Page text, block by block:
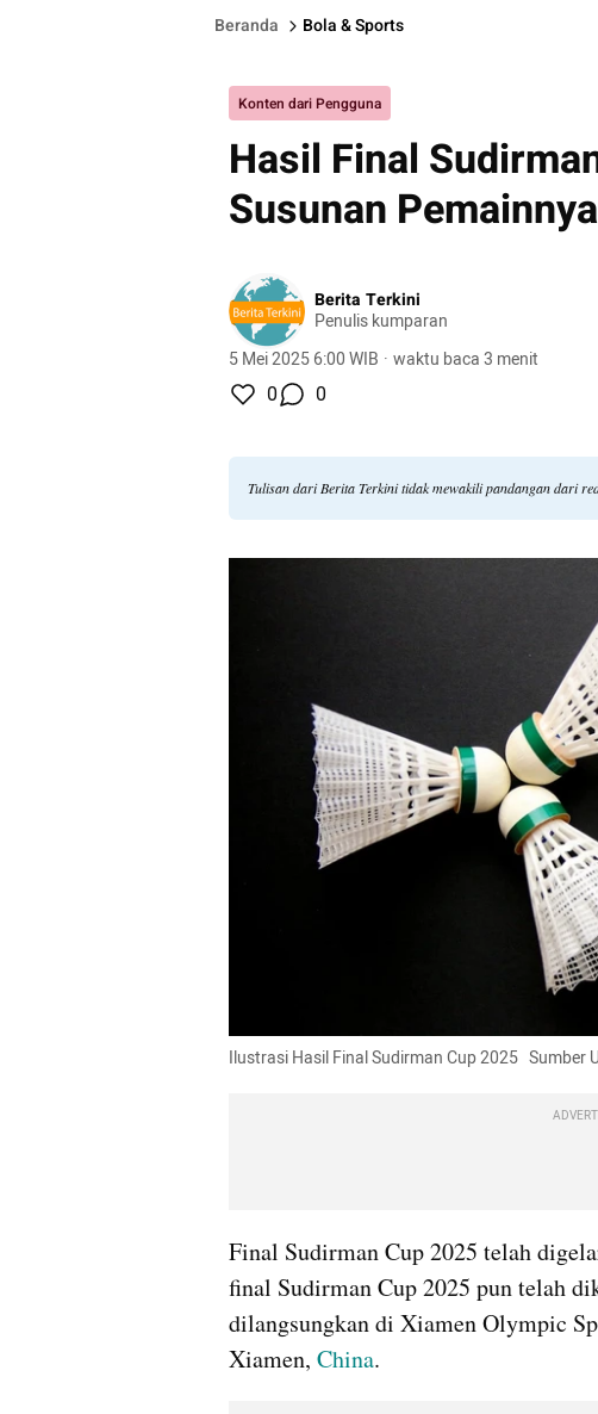
Beranda Bola & Sports
Konten dari Pengguna
Hasil Final
Susunan Pemainnya
Berita Terkini
Penulis kumparan
5 Mei 2025 6:00 WIB · waktu baca 3 menit
0 0
Tulisan dari Berita Terkini tidak mewakili pandangan dari
Ilustrasi Hasil Final Sudirman Cup 2025   Sumber
Final Sudirman Cup 2025 telah
final Sudirman Cup 2025 pun telah
dilangsungkan di Xiamen Olympic
Xiamen, China.